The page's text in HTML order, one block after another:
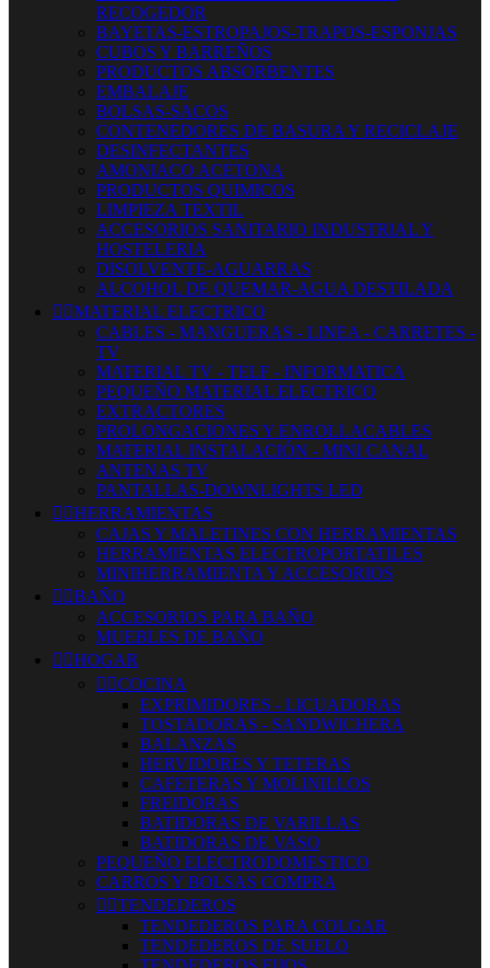
RECOGEDOR
BAYETAS-ESTROPAJOS-TRAPOS-ESPONJAS
CUBOS Y BARREÑOS
PRODUCTOS ABSORBENTES
EMBALAJE
BOLSAS-SACOS
CONTENEDORES DE BASURA Y RECICLAJE
DESINFECTANTES
AMONIACO ACETONA
PRODUCTOS QUIMICOS
LIMPIEZA TEXTIL
ACCESORIOS SANITARIO INDUSTRIAL Y
HOSTELERIA
DISOLVENTE-AGUARRAS
ALCOHOL DE QUEMAR-AGUA DESTILADA
 MATERIAL ELECTRICO
CABLES - MANGUERAS - LINEA - CARRETES -
TV
MATERIAL TV - TELF - INFORMATICA
PEQUEÑO MATERIAL ELECTRICO
EXTRACTORES
PROLONGACIONES Y ENROLLACABLES
MATERIAL INSTALACIÓN - MINI CANAL
ANTENAS TV
PANTALLAS-DOWNLIGHTS LED
 HERRAMIENTAS
CAJAS Y MALETINES CON HERRAMIENTAS
HERRAMIENTAS ELECTROPORTATILES
MINIHERRAMIENTA Y ACCESORIOS
 BAÑO
ACCESORIOS PARA BAÑO
MUEBLES DE BAÑO
 HOGAR
 COCINA
EXPRIMIDORES - LICUADORAS
TOSTADORAS - SANDWICHERA
BALANZAS
HERVIDORES Y TETERAS
CAFETERAS Y MOLINILLOS
FREIDORAS
BATIDORAS DE VARILLAS
BATIDORAS DE VASO
PEQUEÑO ELECTRODOMESTICO
CARROS Y BOLSAS COMPRA
 TENDEDEROS
TENDEDEROS PARA COLGAR
TENDEDEROS DE SUELO